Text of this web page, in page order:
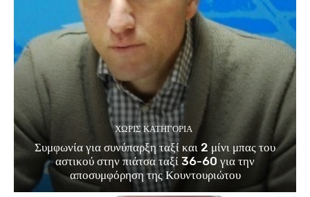
ΧΩΡΊΣ ΚΑΤΗΓΟΡΊΑ
Συμφωνία για συνύπαρξη ταξί και 2 μίνι μπας του
αστικού στην πιάτσα ταξί 36-60 για την
αποσυμφόρηση της Κουντουριώτου